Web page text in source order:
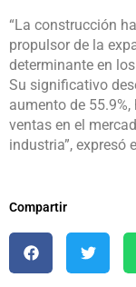
“La construcción
propulsor de la
determinante en
Su significativo
aumento de
ventas en el
industria”, expresó
Compartir